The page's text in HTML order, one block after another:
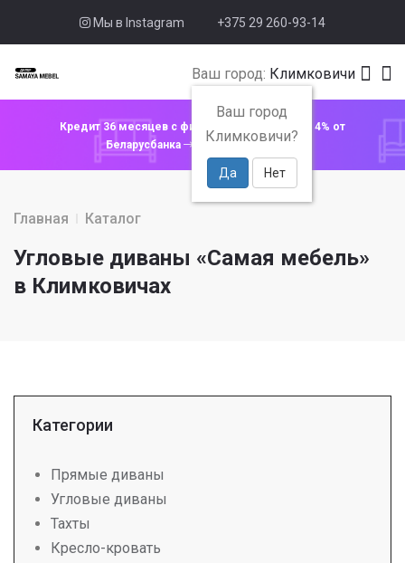
Мы в Instagram +375 29 260-93-14
Ваш город: Климковичи
Ваш город
Климковичи?
Да Нет
Кредит 36 месяцев с фиксированной ставкой 4% от
Беларусбанка
Узнать подробнее
Главная Каталог
Угловые диваны «Самая мебель»
в Климковичах
Категории
Прямые диваны
Угловые диваны
Тахты
Кресло-кровать